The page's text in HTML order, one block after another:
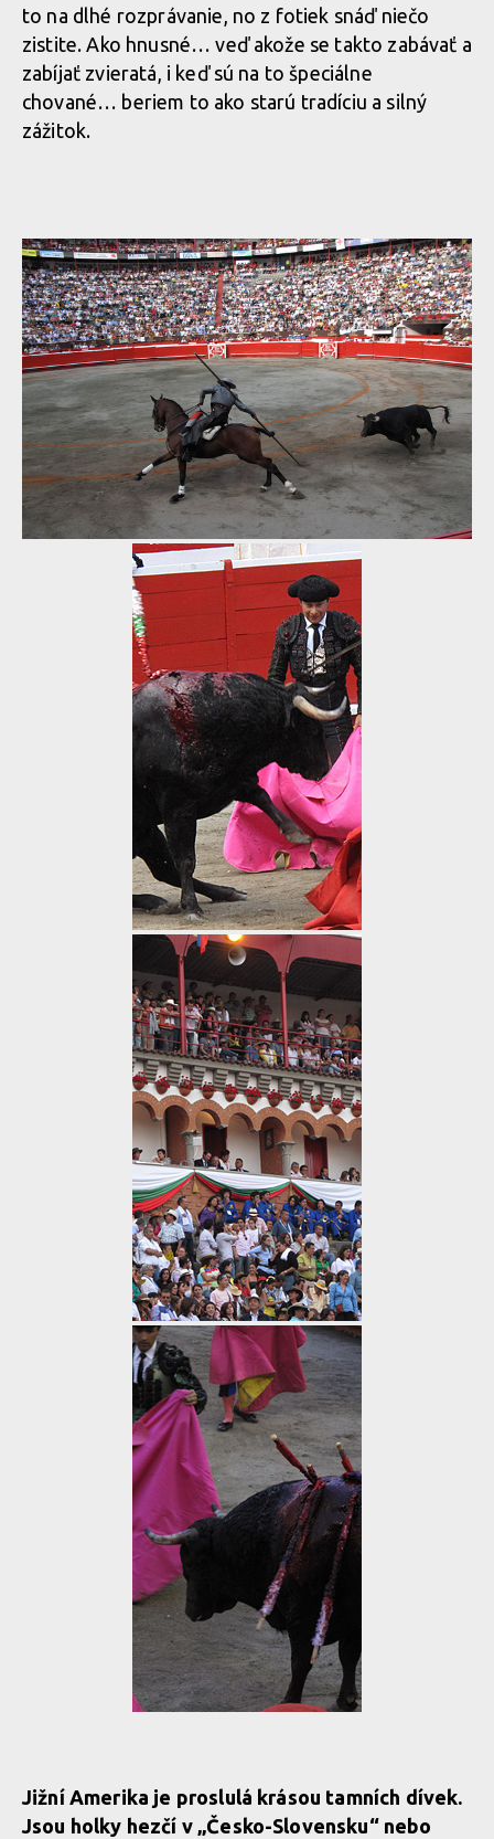
to na dlhé rozprávanie, no z fotiek snáď niečo
zistite. Ako hnusné… veď akože se takto zabávať a
zabíjať zvieratá, i keď sú na to špeciálne
chované… beriem to ako starú tradíciu a silný
zážitok.
Jižní Amerika je proslulá krásou tamních dívek.
Jsou holky hezčí v „Česko-Slovensku“ nebo